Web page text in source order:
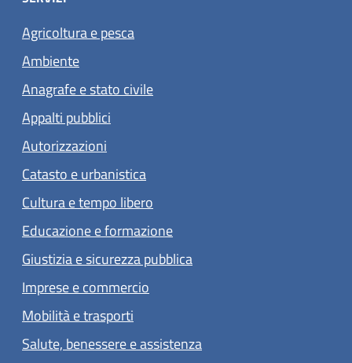
Agricoltura e pesca
Ambiente
Anagrafe e stato civile
Appalti pubblici
Autorizzazioni
Catasto e urbanistica
Cultura e tempo libero
Educazione e formazione
Giustizia e sicurezza pubblica
Imprese e commercio
Mobilità e trasporti
Salute, benessere e assistenza